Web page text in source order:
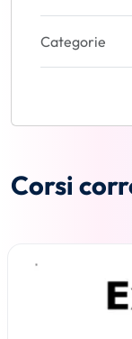
Categorie
Corsi